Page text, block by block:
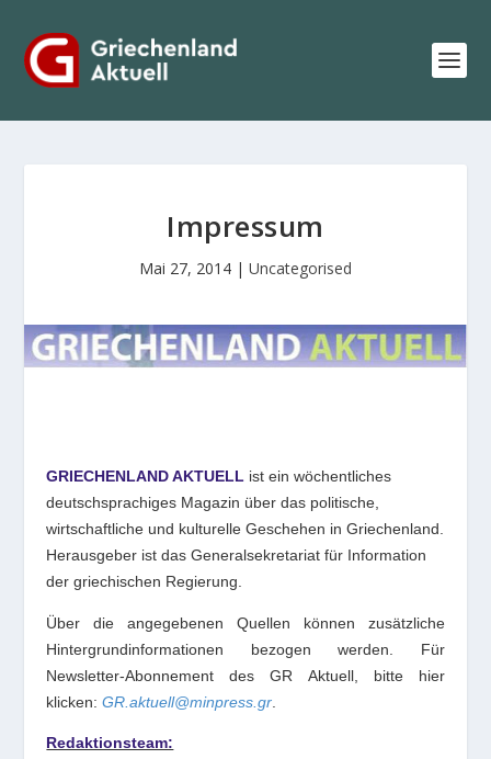
Impressum
Mai 27, 2014 | Uncategorised
GRIECHENLAND AKTUELL ist ein wöchentliches
deutschsprachiges Magazin über das politische,
wirtschaftliche und kulturelle Geschehen in Griechenland.
Herausgeber ist das Generalsekretariat für Information
der griechischen Regierung.
Über die angegebenen Quellen können zusätzliche
Hintergrundinformationen bezogen werden. Für
Newsletter-Abonnement des GR Aktuell, bitte hier
klicken:GR.aktuell@minpress.gr
Redaktionsteam: